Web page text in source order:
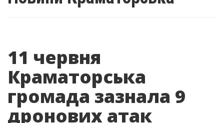
11 червня
Краматорська
громада зазнала 9
дронових атак